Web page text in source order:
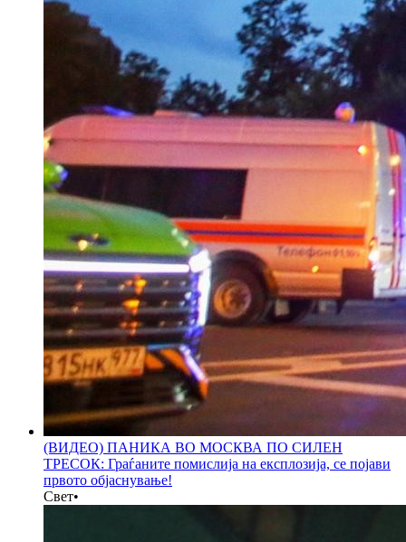
(ВИДЕО) ПАНИКА ВО МОСКВА ПО СИЛЕН
ТРЕСОК: Граѓаните помислија на експлозија, се појави
првото објаснување!
Свет•